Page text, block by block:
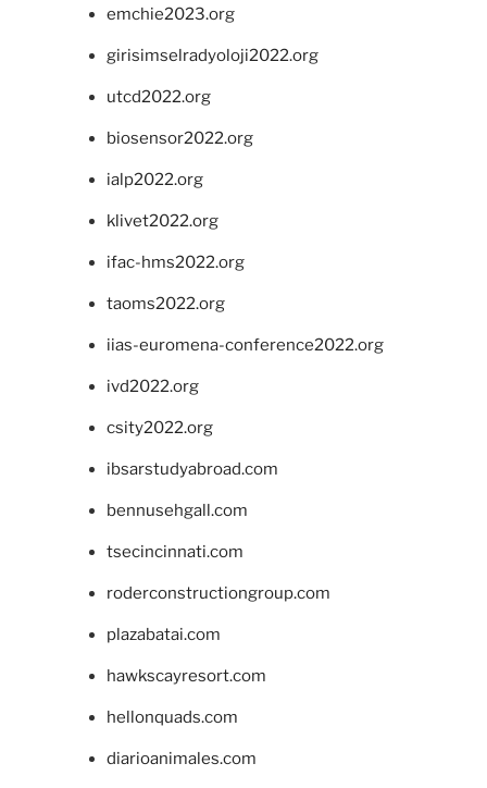
emchie2023.org
girisimselradyoloji2022.org
utcd2022.org
biosensor2022.org
ialp2022.org
klivet2022.org
ifac-hms2022.org
taoms2022.org
iias-euromena-conference2022.org
ivd2022.org
csity2022.org
ibsarstudyabroad.com
bennusehgall.com
tsecincinnati.com
roderconstructiongroup.com
plazabatai.com
hawkscayresort.com
hellonquads.com
diarioanimales.com